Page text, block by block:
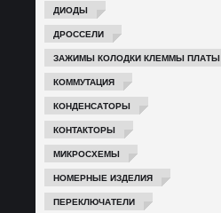
ДИОДЫ
ДРОССЕЛИ
ЗАЖИМЫ КОЛОДКИ КЛЕММЫ ПЛАТЫ
КОММУТАЦИЯ
КОНДЕНСАТОРЫ
КОНТАКТОРЫ
МИКРОСХЕМЫ
НОМЕРНЫЕ ИЗДЕЛИЯ
ПЕРЕКЛЮЧАТЕЛИ